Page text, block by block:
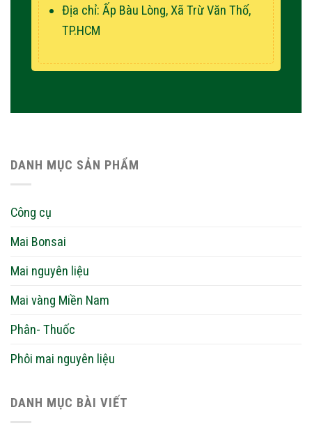
Địa chỉ: Ấp Bàu Lòng, Xã Trừ Văn Thố,
TP.HCM
DANH MỤC SẢN PHẨM
Công cụ
Mai Bonsai
Mai nguyên liệu
Mai vàng Miền Nam
Phân- Thuốc
Phôi mai nguyên liệu
DANH MỤC BÀI VIẾT